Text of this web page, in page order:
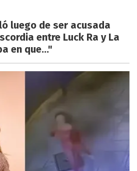
luego de ser acusada
entre Luck Ra y La
en que..."